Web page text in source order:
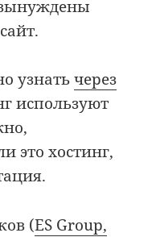
узнатьчерез
используют
это хостинг,
(ES Group,